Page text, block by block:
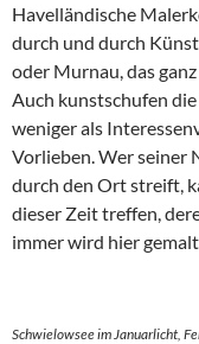
Havelländische
durch und durch
oder Murnau, das
Auch kunstschufen
weniger als
Vorlieben. Wer seiner
durch den Ort streift,
dieser Zeit treffen,
immer wird hier
Schwielowsee im Januarlicht,